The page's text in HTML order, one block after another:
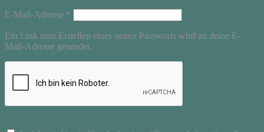
E-Mail-Adresse *
Ein Link zum Erstellen eines neuen Passworts wird an deine E-
Mail-Adresse gesendet.